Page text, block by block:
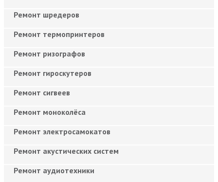
Ремонт шредеров
Ремонт термопринтеров
Ремонт ризографов
Ремонт гироскутеров
Ремонт сигвеев
Ремонт моноколёса
Ремонт электросамокатов
Ремонт акустических систем
Ремонт аудиотехники